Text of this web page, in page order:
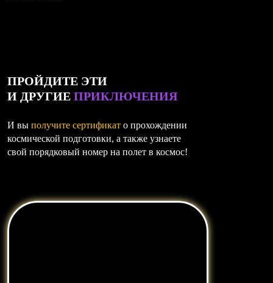
ПРОЙДИТЕ ЭТИ
И ДРУГИЕ ПРИКЛЮЧЕНИЯ
И вы получите сертификат о прохождении
космической подготовки, а также узнаете
свой порядковый номер на полет в космос!